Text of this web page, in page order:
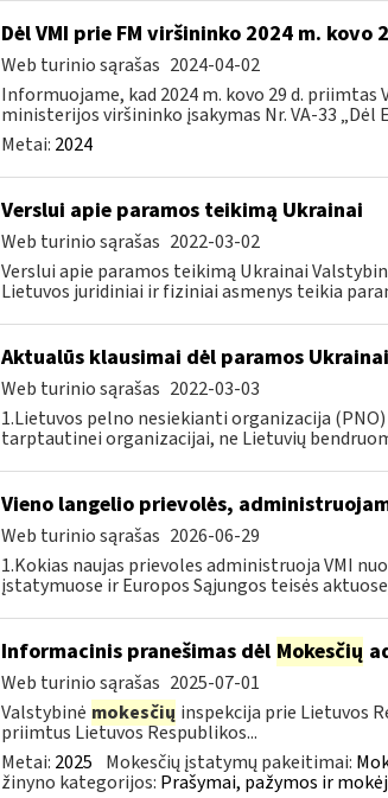
Dėl VMI prie FM viršininko 2024 m. kovo
Web turinio sąrašas 2024-04-02
Informuojame, kad 2024 m. kovo 29 d.
ministerijos viršininko įsakymas Nr. VA-33
Metai: 2024
Verslui apie paramos teikimą Ukrainai
Web turinio sąrašas 2022-03-02
Verslui apie paramos teikimą Ukrainai
Lietuvos juridiniai ir fiziniai asmenys teikia
Aktualūs klausimai dėl paramos Ukrainai
Web turinio sąrašas 2022-03-03
1.Lietuvos pelno nesiekianti organizacija
tarptautinei organizacijai, ne Lietuvių
Vieno langelio prievolės,
Web turinio sąrašas 2026-06-29
1.Kokias naujas prievoles administruoja VMI
įstatymuose ir Europos Sąjungos teisės
Informacinis pranešimas dėl Mokesčių
Web turinio sąrašas 2025-07-01
Valstybinė mokesčių inspekcija prie Lietuvos
priimtus Lietuvos Respublikos...
Metai: 2025 Mokesčių įstatymų pakeitimai:
žinyno kategorijos: Prašymai, pažymos ir